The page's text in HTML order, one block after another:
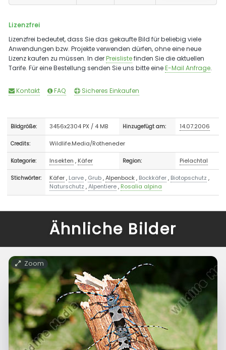
Lizenzfrei
Lizenzfrei bedeutet, dass Sie das gekaufte Bild für beliebig viele
Anwendungen bzw. Projekte verwenden dürfen, ohne eine neue
Lizenz kaufen zu müssen. In derPreislistefinden Sie die aktuellen
Tarife. Für eine Bestellung senden Sie uns bitte eineE-Mail Anfrage.
Kontakt FAQ Sicheres Einkaufen
Bildgröße: 3456x2304 PX / 4 MB Hinzugefügt am: 14.07.2006
Credits: Wildlife.Media/Rotheneder
Kategorie: Insekten , Käfer Region: Pielachtal
Stichwörter: Käfer, Larve, Grub,Alpenbock, Bockkäfer, Biotopschutz ,
Naturschutz ,Alpentiere, Rosalia alpina
Ähnliche Bilder
Zoom